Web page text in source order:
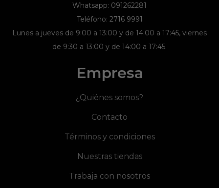
Whatsapp: 091262281
Teléfono: 2716 9991
Lunes a jueves de 9:00 a 13:00 y de 14:00 a 17:45, viernes
de 9:30 a 13:00 y de 14:00 a 17:45.
Empresa
¿Quiénes somos?
Contacto
Términos y condiciones
Nuestras tiendas
Trabaja con nosotros